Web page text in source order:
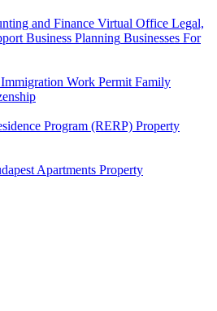
and Finance Virtual Office Legal,
Business Planning Businesses For
Work Permit Family
Program (RERP) Property
Apartments Property